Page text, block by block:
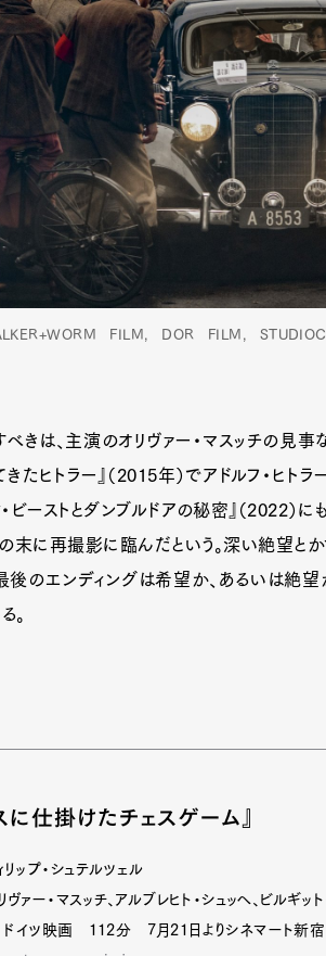
FILM, DOR FILM,
きは、主演のオリヴァー・マスッチの見事
きたヒトラー』（2015年）でアドルフ・ヒト
・ビーストとダンブルドアの秘密』（2022
末に再撮影に臨んだという。深い絶望と
後のエンディングは希望か、あるいは絶
。
に仕掛けたチェスゲーム』
ップ・シュテルツェル
ァー・マスッチ、アルブレヒト・シュッへ、ビルギ
イツ映画 112分 7月21日よりシネマート新宿